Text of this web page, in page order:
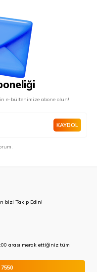
e-bültenimize abone olun!
KAYDOL
bizi Takip Edin!
arası merak ettiğiniz tüm